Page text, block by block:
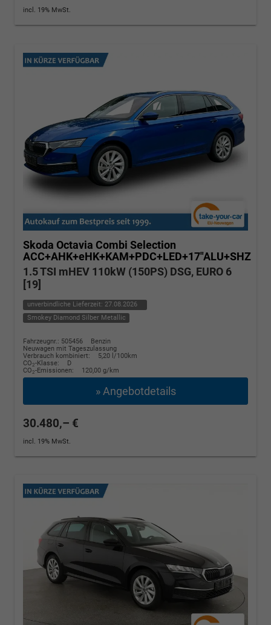
incl. 19% MwSt.
Skoda Octavia Combi Selection
ACC+AHK+eHK+KAM+PDC+LED+17"ALU+SHZ
1.5 TSI mHEV 110kW (150PS) DSG, EURO 6
[19]
unverbindliche Lieferzeit: 27.08.2026
Smokey Diamond Silber Metallic
Fahrzeugnr.: 505456
Benzin
Neuwagen mit Tageszulassung
Verbrauch kombiniert:
5,20 l/100km
CO2-Klasse:
D
CO2-Emissionen: 120,00 g/km
» Angebotdetails
30.480,– €
incl. 19% MwSt.